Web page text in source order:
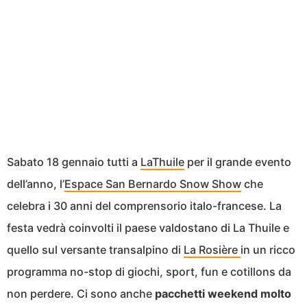
Sabato 18 gennaio tutti a LaThuile per il grande evento
dell’anno, l’Espace San Bernardo Snow Show che
celebra i 30 anni del comprensorio italo-francese. La
festa vedrà coinvolti il paese valdostano di La Thuile e
quello sul versante transalpino di La Rosière in un ricco
programma no-stop di giochi, sport, fun e cotillons da
non perdere. Ci sono anche pacchetti weekend molto